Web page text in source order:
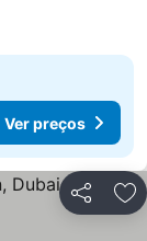
Ver preços
Partilhar